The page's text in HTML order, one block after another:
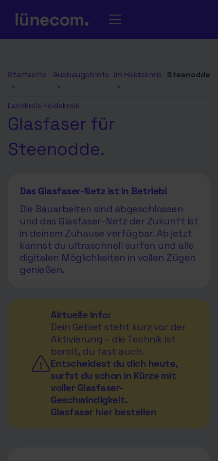
Startseite
›
Ausbaugebiete
›
im Heidekreis
›
Steenodde
Landkreis Heidekreis
Glasfaser für
Steenodde.
Das Glasfaser-Netz ist in Betrieb!
Die Bauarbeiten sind abgeschlossen
und das Glasfaser-Netz der Zukunft ist
in deinem Zuhause verfügbar. Ab jetzt
kannst du ultraschnell surfen und alle
digitalen Möglichkeiten in vollen Zügen
genießen.
Aktuelle Info:
Dein Gebiet steht kurz vor der
Aktivierung – die Technik ist
bereit, du fast auch.
Entscheidest du dich heute,
surfst du schon in Kürze mit
voller Glasfaser-
Geschwindigkeit.
Glasfaser hier bestellen